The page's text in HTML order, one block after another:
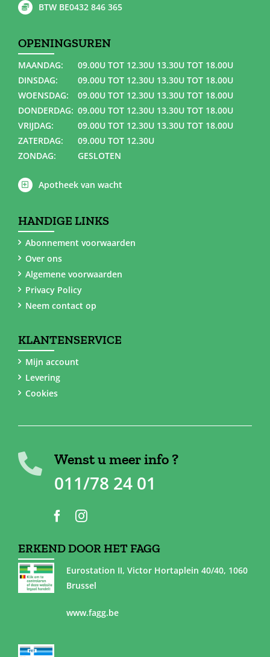
BTW BE0432 846 365
OPENINGSUREN
MAANDAG:
09.00U TOT 12.30U 13.30U TOT 18.00U
DINSDAG:
09.00U TOT 12.30U 13.30U TOT 18.00U
WOENSDAG:
09.00U TOT 12.30U 13.30U TOT 18.00U
DONDERDAG: 09.00U TOT 12.30U 13.30U TOT 18.00U
VRIJDAG:
09.00U TOT 12.30U 13.30U TOT 18.00U
ZATERDAG:
09.00U TOT 12.30U
ZONDAG:
GESLOTEN
Apotheek van wacht
HANDIGE LINKS
Abonnement voorwaarden
Over ons
Algemene voorwaarden
Privacy Policy
Neem contact op
KLANTENSERVICE
Mijn account
Levering
Cookies
Wenst u meer info ?
011/78 24 01
ERKEND DOOR HET FAGG
Eurostation II, Victor Hortaplein 40/40, 1060
Brussel
www.fagg.be